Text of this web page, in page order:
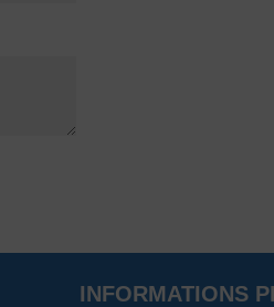
INFORMATIONS